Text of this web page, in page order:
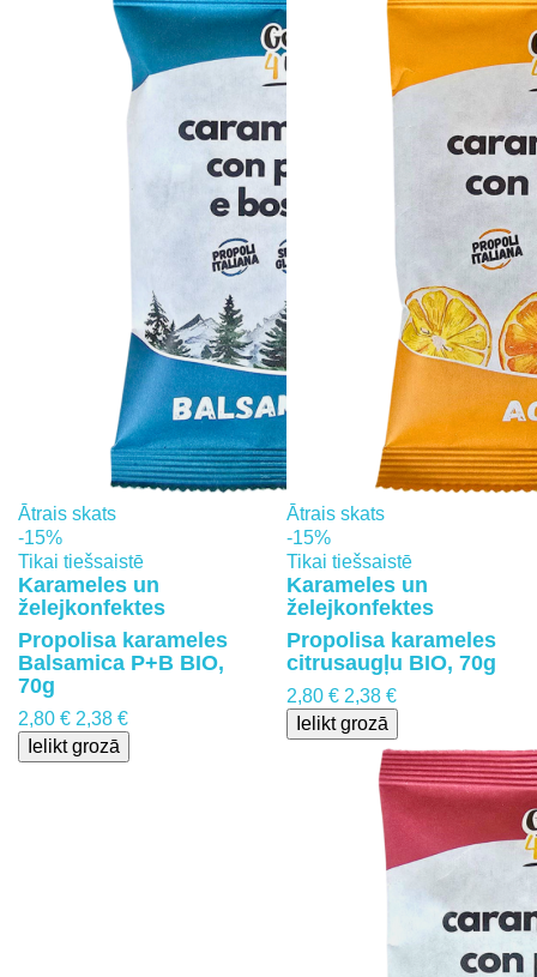
Ātrais skats
-15%
Tikai tiešsaistē
Karameles un
želejkonfektes
Propolisa karameles
Balsamica P+B BIO,
70g
2,80 € 2,38 €
Ielikt grozā
Ātrais skats
-15%
Tikai tiešsaistē
Karameles un
želejkonfektes
Propolisa karameles
citrusaugļu BIO, 70g
2,80 € 2,38 €
Ielikt grozā